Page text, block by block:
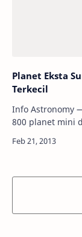
Planet Eksta
Terkecil
Info Astronomy
800 planet mini
terkecil, dengan